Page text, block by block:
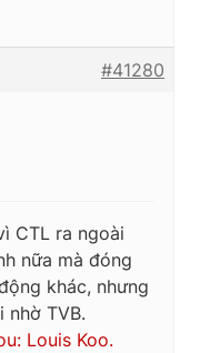
#41280
CTL ra ngoài
nữa mà đóng
khác, nhưng
nhờ TVB.
Louis Koo.